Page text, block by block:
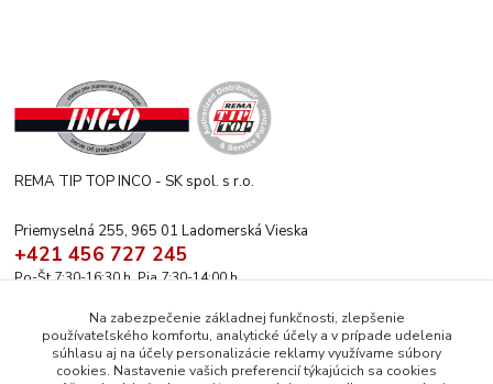
REMA TIP TOP INCO - SK spol. s r.o.
Priemyselná 255, 965 01 Ladomerská Vieska
+421 456 727 245
Po-Št 7:30-16:30 h. Pia 7:30-14:00 h.
rematiptop@rematiptop.sk
Na zabezpečenie základnej funkčnosti, zlepšenie
používateľského komfortu, analytické účely a v prípade udelenia
súhlasu aj na účely personalizácie reklamy využívame súbory
cookies. Nastavenie vašich preferencií týkajúcich sa cookies